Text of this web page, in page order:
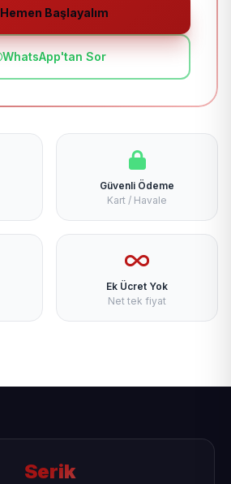
Hemen Başlayalım
WhatsApp'tan Sor
Güvenli Ödeme
Kart / Havale
Ek Ücret Yok
Net tek fiyat
Serik